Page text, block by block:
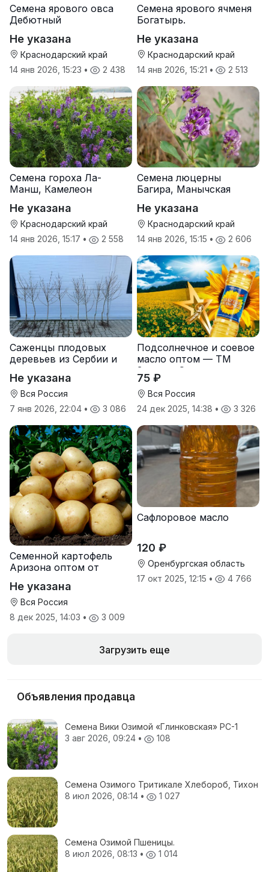
Семена ярового овса
Дебютный
Не указана
Краснодарский край
14 янв 2026, 15:23 • 2 438
Семена ярового ячменя
Богатырь.
Не указана
Краснодарский край
14 янв 2026, 15:21 • 2 513
Семена гороха Ла-
Манш, Камелеон
Не указана
Краснодарский край
14 янв 2026, 15:17 • 2 558
Семена люцерны
Багира, Манычская
Не указана
Краснодарский край
14 янв 2026, 15:15 • 2 606
Саженцы плодовых
деревьев из Сербии и
Не указана
Вся Россия
7 янв 2026, 22:04 • 3 086
Подсолнечное и соевое
масло оптом — ТМ
Золотая Семечка
75 ₽
Вся Россия
24 дек 2025, 14:38 • 3 326
Семенной картофель
Аризона оптом от
Не указана
Вся Россия
8 дек 2025, 14:03 • 3 009
Сафлоровое масло
120 ₽
Оренбургская область
17 окт 2025, 12:15 • 4 766
Загрузить еще
Объявления продавца
Семена Вики Озимой «Глинковская» РС-1
3 авг 2026, 09:24 • 108
Семена Озимого Тритикале Хлебороб, Тихон
8 июл 2026, 08:14 • 1 027
Семена Озимой Пшеницы.
8 июл 2026, 08:13 • 1 014